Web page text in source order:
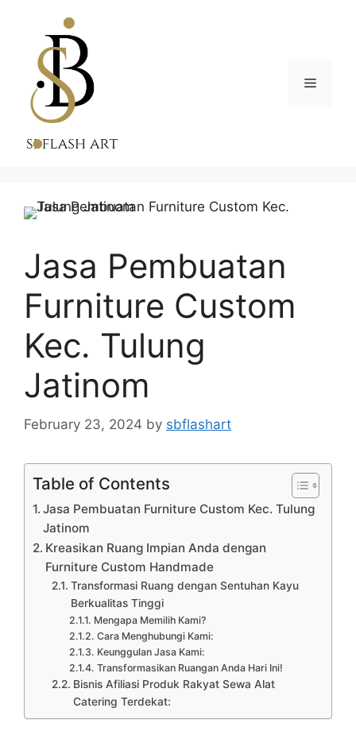
content
Menu
Jasa Pembuatan
Furniture Custom
Kec. Tulung
Jatinom
February 23, 2024 by sbflashart
Table of Contents
Jasa Pembuatan Furniture Custom Kec. Tulung
Jatinom
Kreasikan Ruang Impian Anda dengan
Furniture Custom Handmade
Transformasi Ruang dengan Sentuhan Kayu
Berkualitas Tinggi
Mengapa Memilih Kami?
Cara Menghubungi Kami:
Keunggulan Jasa Kami:
Transformasikan Ruangan Anda Hari Ini!
Bisnis Afiliasi Produk Rakyat Sewa Alat
Catering Terdekat: